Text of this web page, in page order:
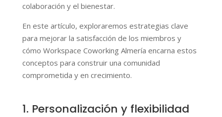
colaboración y el bienestar.
En este artículo, exploraremos estrategias clave
para mejorar la satisfacción de los miembros y
cómo Workspace Coworking Almería encarna estos
conceptos para construir una comunidad
comprometida y en crecimiento.
1. Personalización y flexibilidad